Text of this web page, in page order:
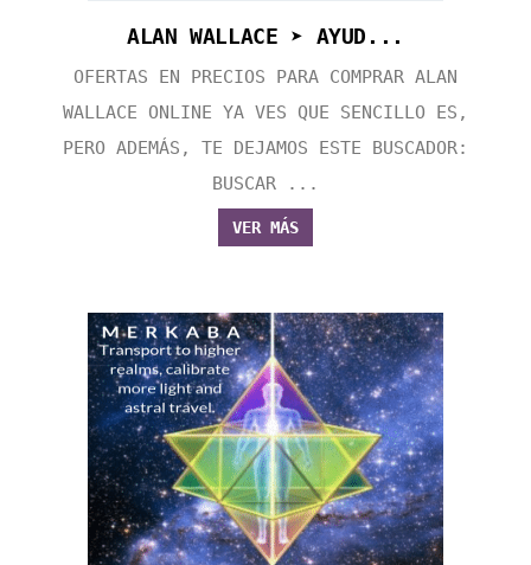
ALAN WALLACE ➤ AYUD...
OFERTAS EN PRECIOS PARA COMPRAR ALAN
WALLACE ONLINE YA VES QUE SENCILLO ES,
PERO ADEMÁS, TE DEJAMOS ESTE BUSCADOR:
BUSCAR ...
VER MÁS